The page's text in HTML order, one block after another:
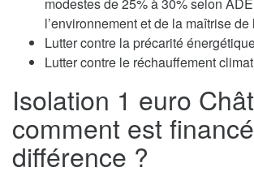
l’environnement et de la maîtrise de
Lutter contre la précarité
Lutter contre le réchauffement
Isolation 1 euro
comment est
différence ?